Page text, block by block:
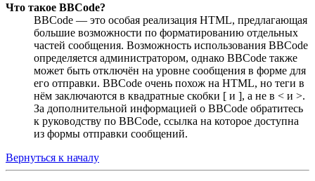
Что такое BBCode?
BBCode — это особая реализация HTML, предлагающая
большие возможности по форматированию отдельных
частей сообщения. Возможность использования BBCode
определяется администратором, однако BBCode также
может быть отключён на уровне сообщения в форме для
его отправки. BBCode очень похож на HTML, но теги в
нём заключаются в квадратные скобки [ и ], а не в < и >.
За дополнительной информацией о BBCode обратитесь
к руководству по BBCode, ссылка на которое доступна
из формы отправки сообщений.
Вернуться к началу